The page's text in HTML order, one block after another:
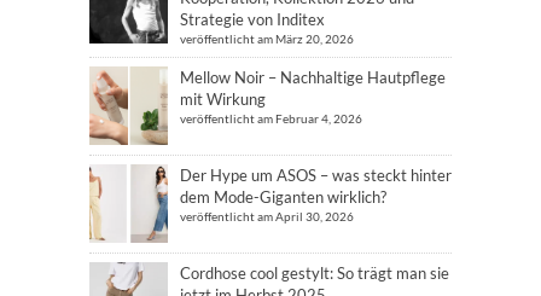
Strategie von Inditex
veröffentlicht am März 20, 2026
Mellow Noir – Nachhaltige Hautpflege
mit Wirkung
veröffentlicht am Februar 4, 2026
Der Hype um ASOS – was steckt hinter
dem Mode-Giganten wirklich?
veröffentlicht am April 30, 2026
Cordhose cool gestylt: So trägt man sie